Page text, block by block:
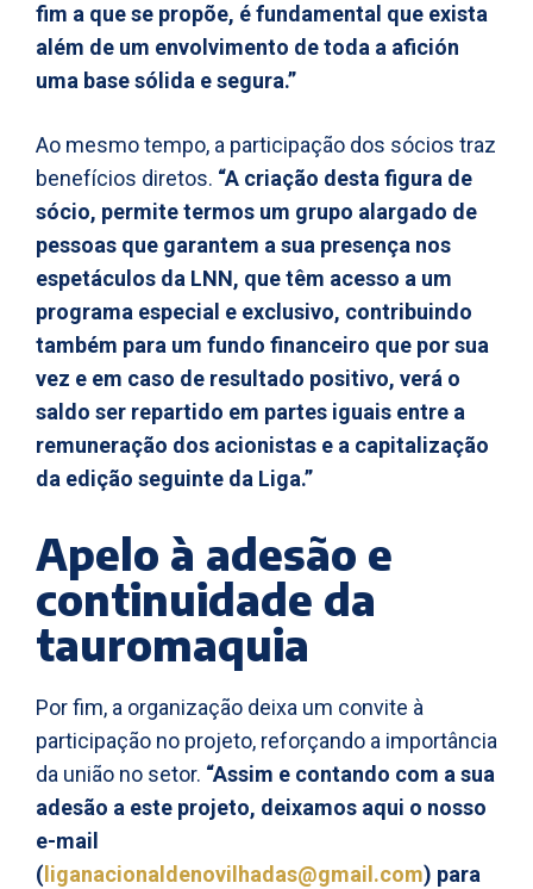
fim a que se propõe, é fundamental que exista
além de um envolvimento de toda a afición
uma base sólida e segura.”
Ao mesmo tempo, a participação dos sócios traz
benefícios diretos. “A criação desta figura de
sócio, permite termos um grupo alargado de
pessoas que garantem a sua presença nos
espetáculos da LNN, que têm acesso a um
programa especial e exclusivo, contribuindo
também para um fundo financeiro que por sua
vez e em caso de resultado positivo, verá o
saldo ser repartido em partes iguais entre a
remuneração dos acionistas e a capitalização
da edição seguinte da Liga.”
Apelo à adesão e
continuidade da
tauromaquia
Por fim, a organização deixa um convite à
participação no projeto, reforçando a importância
da união no setor. “Assim e contando com a sua
adesão a este projeto, deixamos aqui o nosso
e-mail
( liganacionaldenovilhadas@gmail.com) para